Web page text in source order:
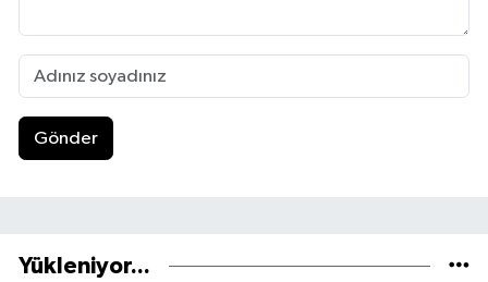
Gönder
Yükleniyor...